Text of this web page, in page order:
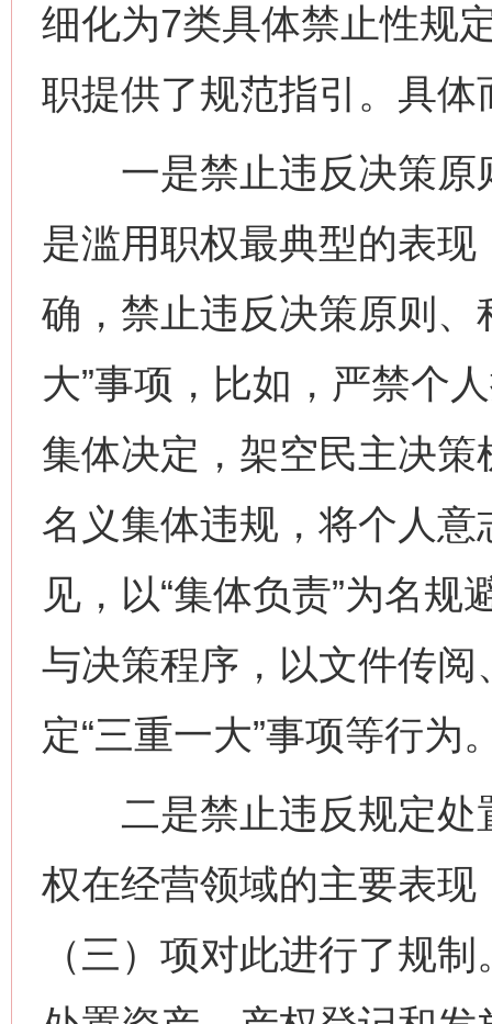
细化为7类具体禁止性规
职提供了规范指引。具
一是禁止违反决策原
是滥用职权最典型的表
确，禁止违反决策原则、
大”事项，比如，严禁个
集体决定，架空民主决策
名义集体违规，将个人
见，以“集体负责”为名
与决策程序，以文件传
定“三重一大”事项等行为
二是禁止违反规定处
权在经营领域的主要表
（三）项对此进行了规